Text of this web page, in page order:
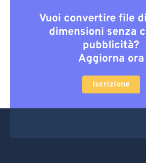
Vuoi convertire file
dimensioni senza
pubblicità?
Aggiorna ora
Iscrizione